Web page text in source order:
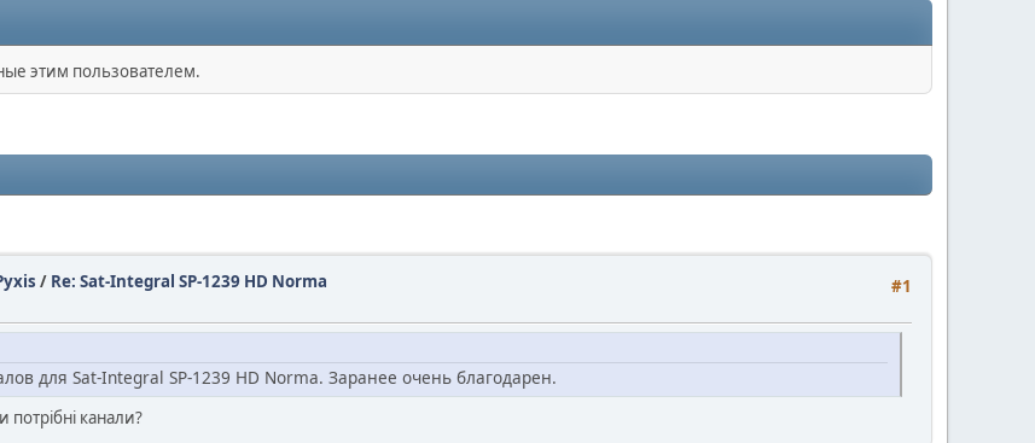
этим пользователем.
#1
/ Re: Sat-Integral SP-1239 HD Norma
для Sat-Integral SP-1239 HD Norma. Заранее очень благодарен.
канали?